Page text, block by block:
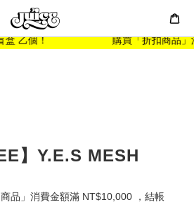
乙個！ 購買「折扣商品」
】Y.E.S MESH
品」消費金額滿 NT$10,000 ，結帳